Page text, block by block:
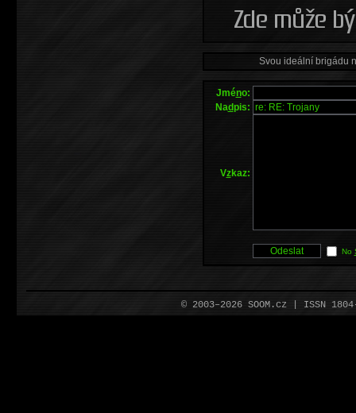
Svou ideální brigádu
Jméno:
Nadpis:
Vzkaz:
No
© 2003–2026 SOOM.cz | ISSN